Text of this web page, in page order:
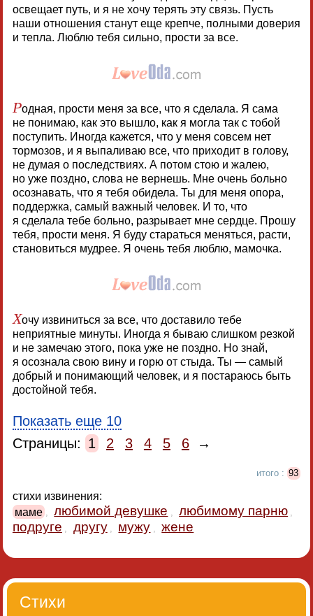
освещает путь, и я не хочу терять эту связь. Пусть
наши отношения станут еще крепче, полными доверия
и тепла. Люблю тебя сильно, прости за все.
Родная, прости меня за все, что я сделала. Я сама
не понимаю, как это вышло, как я могла так с тобой
поступить. Иногда кажется, что у меня совсем нет
тормозов, и я выпаливаю все, что приходит в голову,
не думая о последствиях. А потом стою и жалею,
но уже поздно, слова не вернешь. Мне очень больно
осознавать, что я тебя обидела. Ты для меня опора,
поддержка, самый важный человек. И то, что
я сделала тебе больно, разрывает мне сердце. Прошу
тебя, прости меня. Я буду стараться меняться, расти,
становиться мудрее. Я очень тебя люблю, мамочка.
Хочу извиниться за все, что доставило тебе
неприятные минуты. Иногда я бываю слишком резкой
и не замечаю этого, пока уже не поздно. Но знай,
я осознала свою вину и горю от стыда. Ты — самый
добрый и понимающий человек, и я постараюсь быть
достойной тебя.
Показать еще 10
Страницы: 1 2 3 4 5 6 →
итого : 93
стихи извинения:
маме , любимой девушке , любимому парню ,
подруге , другу , мужу , жене
Стихи